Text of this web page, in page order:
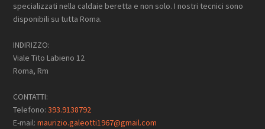
specializzati nella caldaie beretta e non solo. I nostri tecnici sono
disponibili su tutta Roma.
INDIRIZZO:
Viale Tito Labieno 12
Roma, Rm
CONTATTI:
Telefono:393.9138792
E-mail:maurizio.galeotti1967@gmail.com